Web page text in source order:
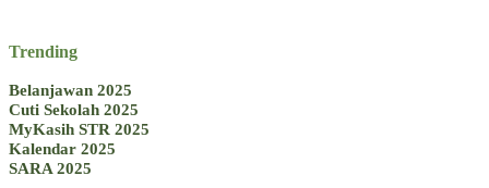
Trending
Belanjawan 2025
Cuti Sekolah 2025
MyKasih STR 2025
Kalendar 2025
SARA 2025